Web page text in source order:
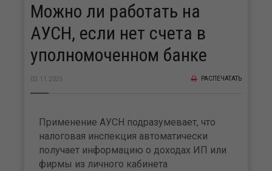
Можно ли работать на
АУСН, если нет счета в
уполномоченном банке
02.11.2025 РАСПЕЧАТАТЬ
Применение АУСН подразумевает, что
налоговая инспекция автоматически
получает информацию о доходах ИП или
фирмы из личного кабинета